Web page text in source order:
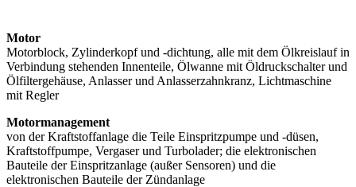
Motor
Motorblock, Zylinderkopf und -dichtung, alle mit dem Ölkreislauf in
Verbindung stehenden Innenteile, Ölwanne mit Öldruckschalter und
Ölfiltergehäuse, Anlasser und Anlasserzahnkranz, Lichtmaschine
mit Regler
Motormanagement
von der Kraftstoffanlage die Teile Einspritzpumpe und -düsen,
Kraftstoffpumpe, Vergaser und Turbolader; die elektronischen
Bauteile der Einspritzanlage (außer Sensoren) und die
elektronischen Bauteile der Zündanlage